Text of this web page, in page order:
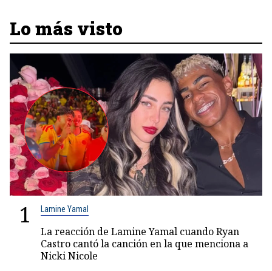
Lo más visto
1 Lamine Yamal
La reacción de Lamine Yamal cuando Ryan
Castro cantó la canción en la que menciona a
Nicki Nicole